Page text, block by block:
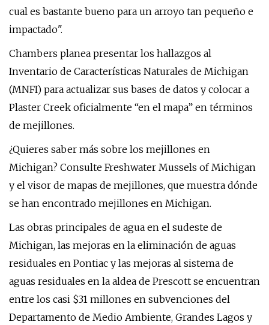
cual es bastante bueno para un arroyo tan pequeño e
impactado".
Chambers planea presentar los hallazgos al
Inventario de Características Naturales de Michigan
(MNFI) para actualizar sus bases de datos y colocar a
Plaster Creek oficialmente “en el mapa” en términos
de mejillones.
¿Quieres saber más sobre los mejillones en
Michigan? Consulte Freshwater Mussels of Michigan
y el visor de mapas de mejillones, que muestra dónde
se han encontrado mejillones en Michigan.
Las obras principales de agua en el sudeste de
Michigan, las mejoras en la eliminación de aguas
residuales en Pontiac y las mejoras al sistema de
aguas residuales en la aldea de Prescott se encuentran
entre los casi $31 millones en subvenciones del
Departamento de Medio Ambiente, Grandes Lagos y